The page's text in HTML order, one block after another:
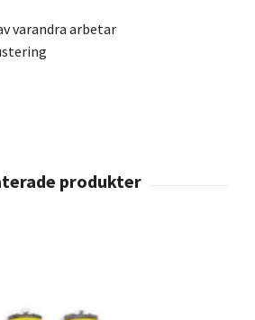
varandra arbetar